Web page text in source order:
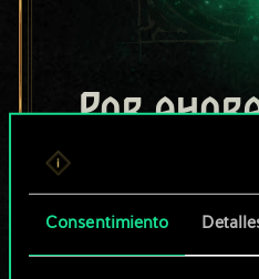
Consentimiento
Por
un
cartas
¡Pero